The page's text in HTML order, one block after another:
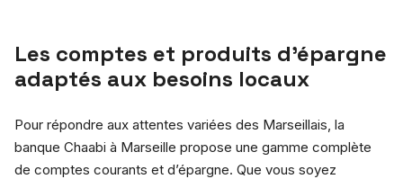
Les comptes et produits d’épargne
adaptés aux besoins locaux
Pour répondre aux attentes variées des Marseillais, la
banque Chaabi à Marseille propose une gamme complète
de comptes courants et d’épargne. Que vous soyez